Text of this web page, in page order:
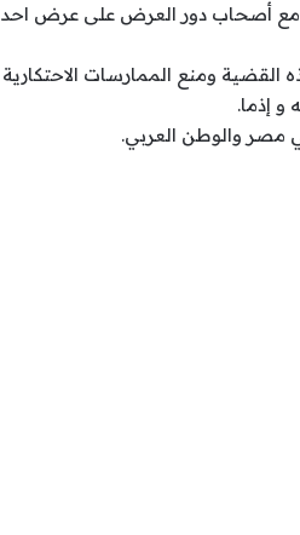
مع أصحاب دور العرض على عرض احد
ومنع الممارسات الاحتكارية